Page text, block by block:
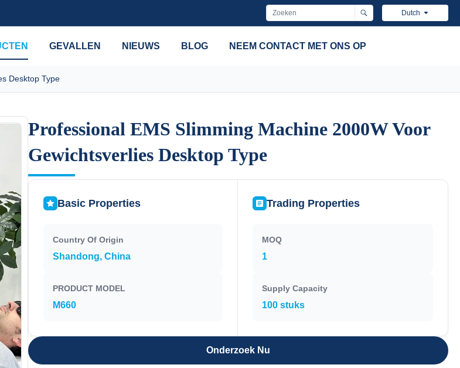
Dutch
GEVALLEN NIEUWS BLOG NEEM CONTACT MET ONS OP
Desktop Type
Professional EMS Slimming Machine 2000W Voor
Gewichtsverlies Desktop Type
Professional EMS Slimming Machine 2000W Voor
Gewichtsverlies Desktop Type
Basic Properties
Country Of Origin
Shandong, China
PRODUCT MODEL
M660
Trading Properties
MOQ
1
Supply Capacity
100 stuks
Onderzoek Nu